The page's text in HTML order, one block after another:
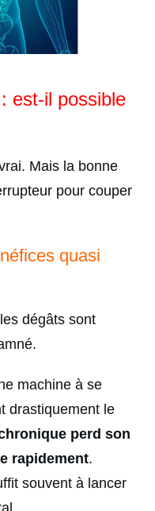
est-il possible
Mais la bonne
pour couper
quasi
dégâts sont
machine à se
drastiquement le
perd son
rapidement.
souvent à lancer